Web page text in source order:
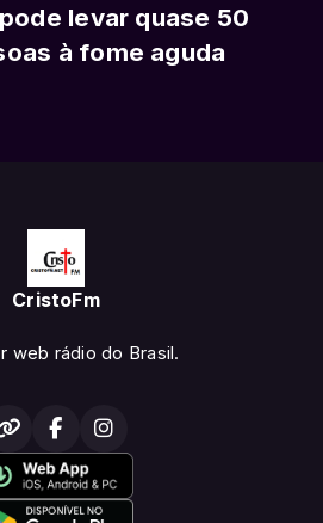
levar quase 50
à fome aguda
CristoFm
web rádio do Brasil.